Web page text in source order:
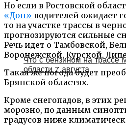
Но если в Ростовской
«Дон» водителей ожидает
то на участке трассы в
прогнозируются сильные
Речь идет о Тамбовской,
Воронежской, Курской,
Такая же погода будет
Брянской областях.
Кроме снегопадов, в этих
морозно, по данным
градусов ниже
Что с бензином на трассе
области 7 августа